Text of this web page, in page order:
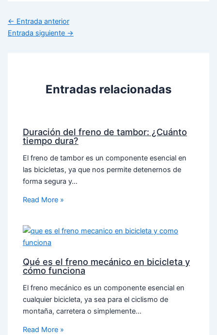
← Entrada anterior
Entrada siguiente →
Entradas relacionadas
Duración del freno de tambor: ¿Cuánto
tiempo dura?
El freno de tambor es un componente esencial en
las bicicletas, ya que nos permite detenernos de
forma segura y…
Read More »
Qué es el freno mecánico en bicicleta y
cómo funciona
El freno mecánico es un componente esencial en
cualquier bicicleta, ya sea para el ciclismo de
montaña, carretera o simplemente…
Read More »